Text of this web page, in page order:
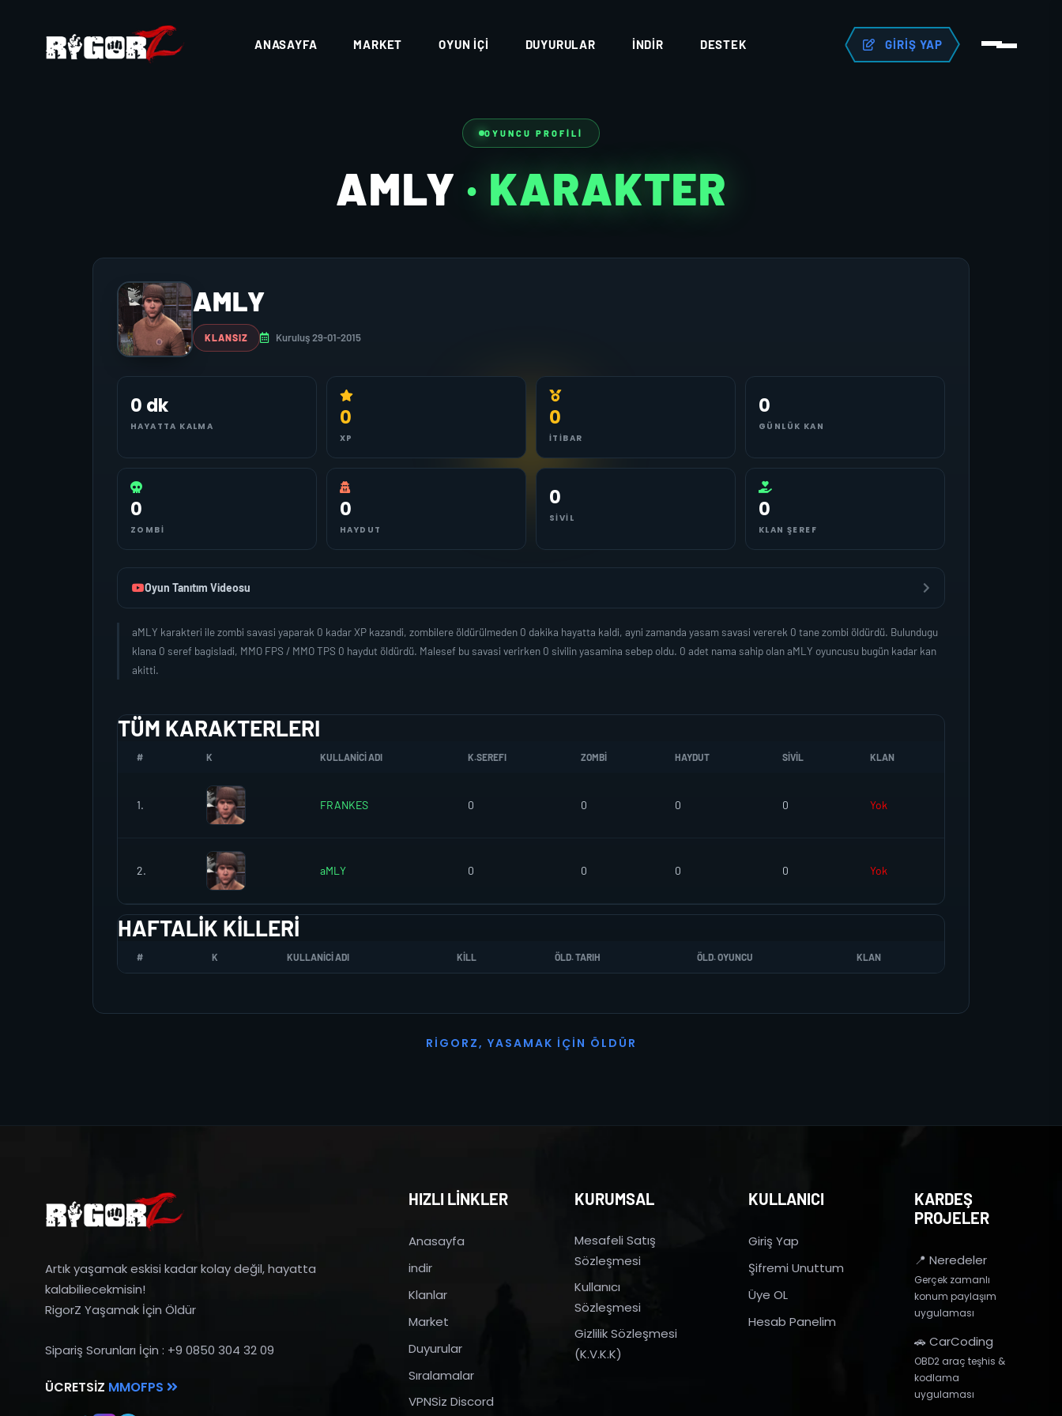
ANASAYFA MARKET OYUN İÇI DUYURULAR İNDIR DESTEK GIRIŞ YAP
OYUNCU PROFILI
AMLY · KARAKTER
AMLY
KLANSIZ Kuruluş 29-01-2015
0 dk
HAYATTA KALMA 0
XP
0
İTIBAR
0
GÜNLÜK KAN
0
ZOMBI
0
HAYDUT
0
SIVIL 0
KLAN ŞEREF
Oyun Tanıtım Videosu
aMLY karakteri ile zombi savasi yaparak 0 kadar XP kazandi, zombilere öldürülmeden 0 dakika hayatta kaldi, ayni zamanda yasam savasi vererek 0 tane zombi öldürdü. Bulundugu
klana 0 seref bagisladi, MMO FPS / MMO TPS 0 haydut öldürdü. Malesef bu savasi verirken 0 sivilin yasamina sebep oldu. 0 adet nama sahip olan aMLY oyuncusu bugün kadar kan
akitti.
TÜM KARAKTERLERI
# K KULLANICI ADI K.SEREFI ZOMBI HAYDUT SIVIL KLAN
1. FRANKES 0 0 0 0 Yok
2. aMLY 0 0 0 0 Yok
HAFTALIK KILLERI
# K KULLANICI ADI KILL ÖLD. TARIH ÖLD. OYUNCU KLAN
R I G O R Z, YASAMAK İ ÇI N Ö L D Ü R
Artık yaşamak eskisi kadar kolay değil, hayatta
kalabiliecekmisin!
RigorZ Yaşamak İçin Öldür
Sipariş Sorunları İçin : +9 0850 304 32 09
ÜCRETSIZ MMOFPS
HIZLI LİNKLER
Anasayfa
indir
Klanlar
Market
Duyurular
Sıralamalar
VPNSiz Discord
KURUMSAL
Mesafeli Satış
Sözleşmesi
Kullanıcı
Sözleşmesi
Gizlilik Sözleşmesi
(K.V.K.K)
KULLANICI
Giriş Yap
Şifremi Unuttum
Üye OL
Hesab Panelim
KARDEŞ
PROJELER
📍 Neredeler
Gerçek zamanlı
konum paylaşım
uygulaması
🚗 CarCoding
OBD2 araç teşhis &
kodlama
uygulaması